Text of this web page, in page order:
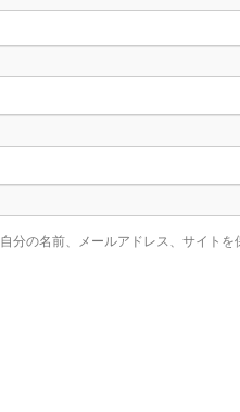
の名前、メールアドレス、サイトを